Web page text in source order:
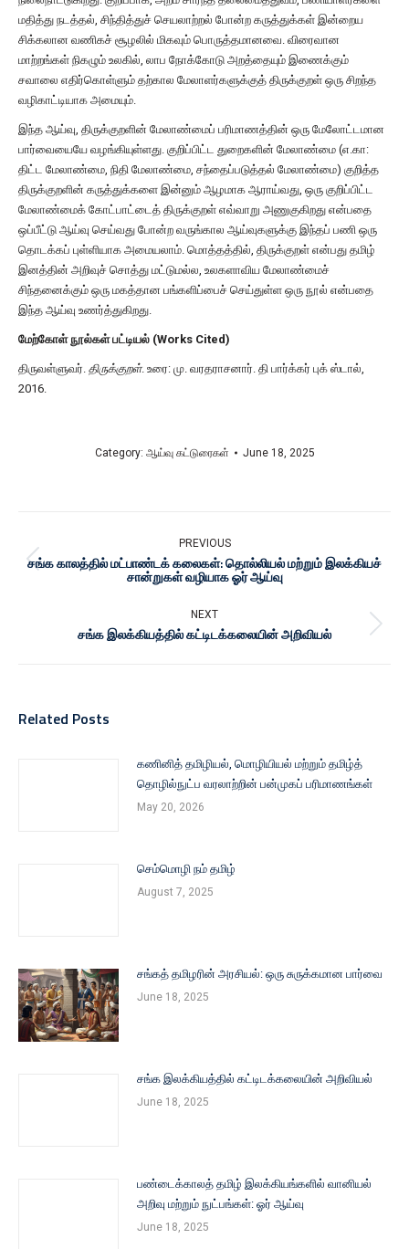
மதித்து நடத்தல், சிந்தித்துச் செயலாற்றல் போன்ற கருத்துக்கள் இன்றைய
சிக்கலான வணிகச் சூழலில் மிகவும் பொருத்தமானவை. விரைவான
மாற்றங்கள் நிகழும் உலகில், லாப நோக்கோடு அறத்தையும் இணைக்கும்
சவாலை எதிர்கொள்ளும் தற்கால மேலாளர்களுக்குத் திருக்குறள் ஒரு சிறந்த
வழிகாட்டியாக அமையும்.
இந்த ஆய்வு, திருக்குறளின் மேலாண்மைப் பரிமாணத்தின் ஒரு மேலோட்டமான
பார்வையையே வழங்கியுள்ளது. குறிப்பிட்ட துறைகளின் மேலாண்மை (எ.கா:
திட்ட மேலாண்மை, நிதி மேலாண்மை, சந்தைப்படுத்தல் மேலாண்மை) குறித்த
திருக்குறளின் கருத்துக்களை இன்னும் ஆழமாக ஆராய்வது, ஒரு குறிப்பிட்ட
மேலாண்மைக் கோட்பாட்டைத் திருக்குறள் எவ்வாறு அணுகுகிறது என்பதை
ஒப்பீட்டு ஆய்வு செய்வது போன்ற வருங்கால ஆய்வுகளுக்கு இந்தப் பணி ஒரு
தொடக்கப் புள்ளியாக அமையலாம். மொத்தத்தில், திருக்குறள் என்பது தமிழ்
இனத்தின் அறிவுச் சொத்து மட்டுமல்ல, உலகளாவிய மேலாண்மைச்
சிந்தனைக்கும் ஒரு மகத்தான பங்களிப்பைச் செய்துள்ள ஒரு நூல் என்பதை
இந்த ஆய்வு உணர்த்துகிறது.
மேற்கோள் நூல்கள் பட்டியல் (Works Cited)
திருவள்ளுவர். திருக்குறள். உரை: மு. வரதராசனார். தி பார்க்கர் புக் ஸ்டால்,
2016.
Category: ஆய்வு கட்டுரைகள் June 18, 2025
PREVIOUS
சங்க காலத்தில் மட்பாண்டக் கலைகள்: தொல்லியல் மற்றும் இலக்கியச்
சான்றுகள் வழியாக ஓர் ஆய்வு
NEXT
சங்க இலக்கியத்தில் கட்டிடக்கலையின் அறிவியல்
Related Posts
கணினித் தமிழியல், மொழியியல் மற்றும் தமிழ்த்
தொழில்நுட்ப வரலாற்றின் பன்முகப் பரிமாணங்கள்
May 20, 2026
செம்மொழி நம் தமிழ்
August 7, 2025
சங்கத் தமிழரின் அரசியல்: ஒரு சுருக்கமான பார்வை
June 18, 2025
சங்க இலக்கியத்தில் கட்டிடக்கலையின் அறிவியல்
June 18, 2025
பண்டைக்காலத் தமிழ் இலக்கியங்களில் வானியல்
அறிவு மற்றும் நுட்பங்கள்: ஓர் ஆய்வு
June 18, 2025